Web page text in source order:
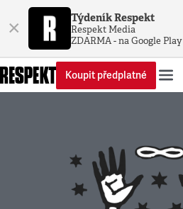
× Týdeník Respekt
Respekt Media
ZDARMA - na Google Play
Koupit předplatné